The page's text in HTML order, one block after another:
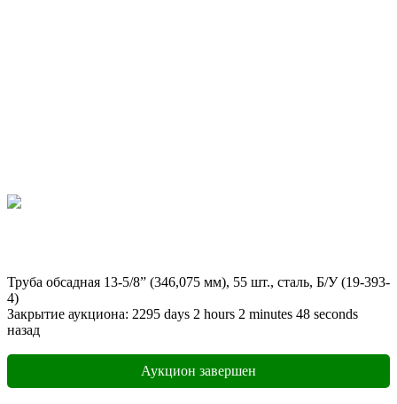
Труба обсадная 13-5/8” (346,075 мм), 55 шт., сталь, Б/У (19-393-
4)
Закрытие аукциона: 2295 days 2 hours 2 minutes 48 seconds
назад
Аукцион завершен